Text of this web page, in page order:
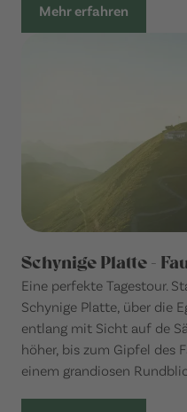
Mehr erfahren
Schynige Platte -
Eine perfekte Tagestour.
Schynige Platte, über die
entlang mit Sicht auf de
höher, bis zum Gipfel des
einem grandiosen